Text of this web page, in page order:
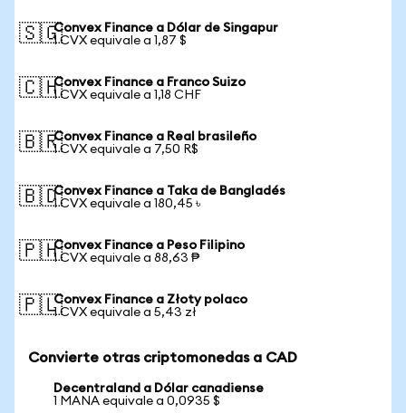
🇸🇬Convex Finance a Dólar de Singapur
1 CVX equivale a 1,87 $
🇨🇭Convex Finance a Franco Suizo
1 CVX equivale a 1,18 CHF
🇧🇷Convex Finance a Real brasileño
1 CVX equivale a 7,50 R$
🇧🇩Convex Finance a Taka de Bangladés
1 CVX equivale a 180,45 ৳
🇵🇭Convex Finance a Peso Filipino
1 CVX equivale a 88,63 ₱
🇵🇱Convex Finance a Złoty polaco
1 CVX equivale a 5,43 zł
Convierte otras criptomonedas a CAD
Decentraland a Dólar canadiense
1 MANA equivale a 0,0935 $